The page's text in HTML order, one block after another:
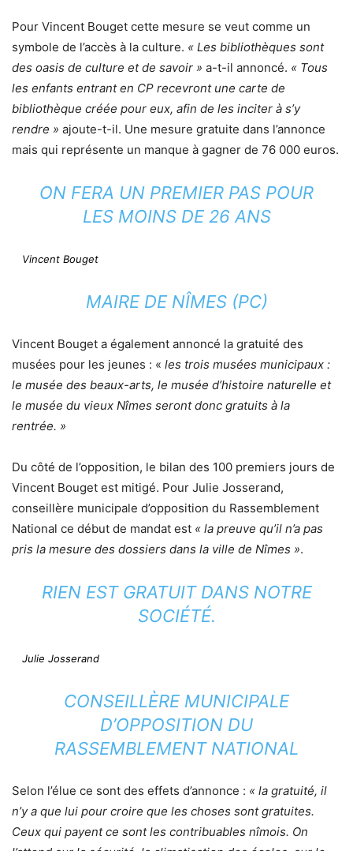
Pour Vincent Bouget cette mesure se veut comme un
symbole de l’accès à la culture. « Les bibliothèques sont
des oasis de culture et de savoir » a-t-il annoncé. « Tous
les enfants entrant en CP recevront une carte de
bibliothèque créée pour eux, afin de les inciter à s’y
rendre » ajoute-t-il. Une mesure gratuite dans l’annonce
mais qui représente un manque à gagner de 76 000 euros.
ON FERA UN PREMIER PAS POUR
LES MOINS DE 26 ANS
Vincent Bouget
MAIRE DE NÎMES (PC)
Vincent Bouget a également annoncé la gratuité des
musées pour les jeunes : « les trois musées municipaux :
le musée des beaux-arts, le musée d’histoire naturelle et
le musée du vieux Nîmes seront donc gratuits à la
rentrée. »
Du côté de l’opposition, le bilan des 100 premiers jours de
Vincent Bouget est mitigé. Pour Julie Josserand,
conseillère municipale d’opposition du Rassemblement
National ce début de mandat est « la preuve qu’il n’a pas
pris la mesure des dossiers dans la ville de Nîmes ».
RIEN EST GRATUIT DANS NOTRE
SOCIÉTÉ.
Julie Josserand
CONSEILLÈRE MUNICIPALE
D’OPPOSITION DU
RASSEMBLEMENT NATIONAL
Selon l’élue ce sont des effets d’annonce : « la gratuité, il
n’y a que lui pour croire que les choses sont gratuites.
Ceux qui payent ce sont les contribuables nîmois. On